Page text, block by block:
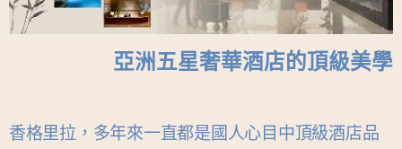
亞洲五星奢華酒店的頂級美學
香格里拉，多年來一直都是國人心目中頂級酒店品